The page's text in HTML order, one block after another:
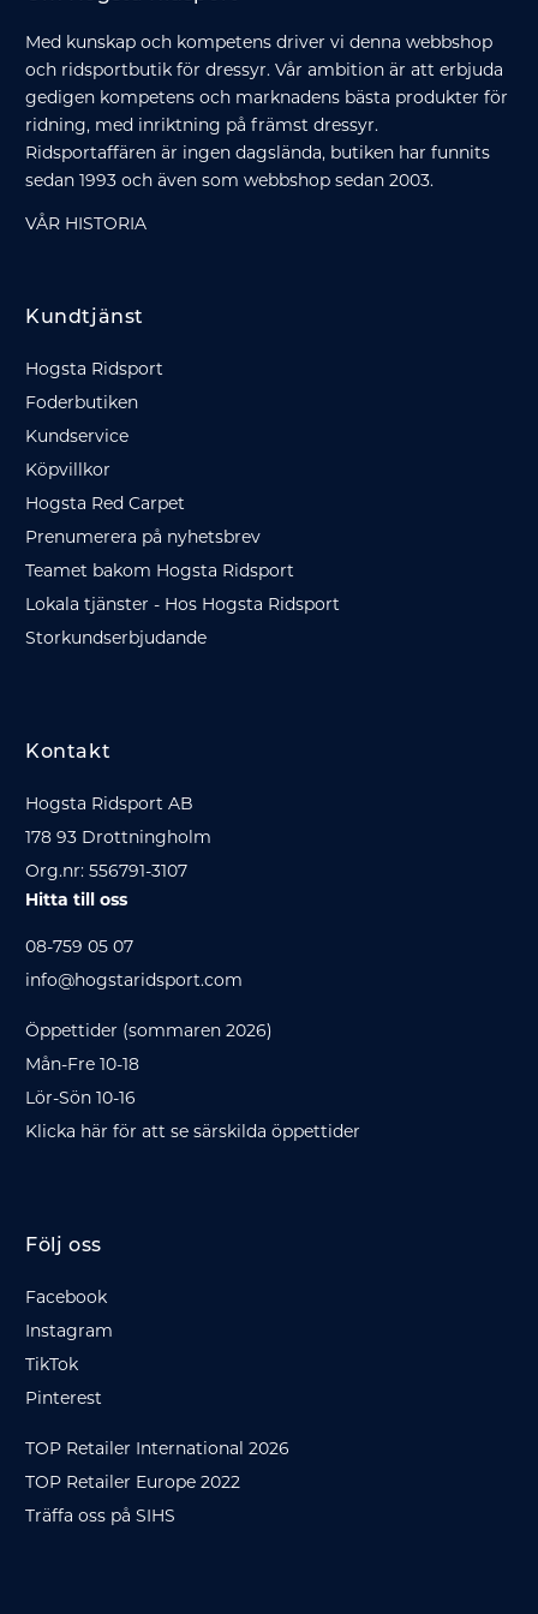
Med kunskap och kompetens driver vi denna webbshop
och ridsportbutik för dressyr. Vår ambition är att erbjuda
gedigen kompetens och marknadens bästa produkter för
ridning, med inriktning på främst dressyr.
Ridsportaffären är ingen dagslända, butiken har funnits
sedan 1993 och även som webbshop sedan 2003.
VÅR HISTORIA
Kundtjänst
Hogsta Ridsport
Foderbutiken
Kundservice
Köpvillkor
Hogsta Red Carpet
Prenumerera på nyhetsbrev
Teamet bakom Hogsta Ridsport
Lokala tjänster - Hos Hogsta Ridsport
Storkundserbjudande
Kontakt
Hogsta Ridsport AB
178 93 Drottningholm
Org.nr: 556791-3107
Hitta till oss
08-759 05 07
info@hogstaridsport.com
Öppettider (sommaren 2026)
Mån-Fre 10-18
Lör-Sön 10-16
Klicka här för att se särskilda öppettider
Följ oss
Facebook
Instagram
TikTok
Pinterest
TOP Retailer International 2026
TOP Retailer Europe 2022
Träffa oss på SIHS